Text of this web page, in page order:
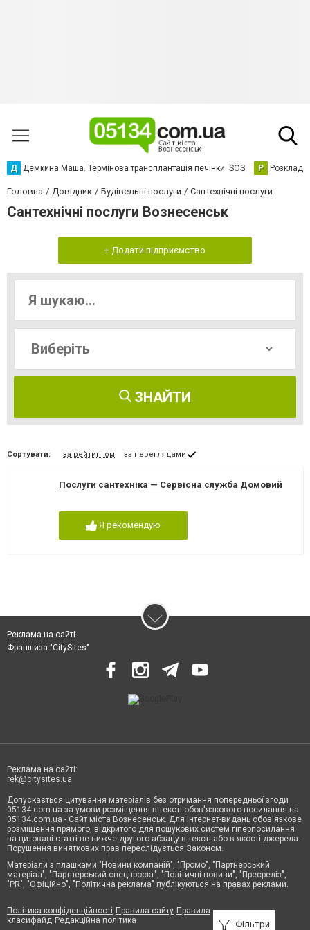
Д Демкина Маша. Термінова трансплантація печінки. SOS Р Розклад
Головна Довідник Будівельні послуги Сантехнічні послуги
Сантехнічні послуги Вознесенськ
+ Додати підприємство
ЗНАЙТИ
Сортувати: за рейтингом за переглядами
Послуги сантехніка — Сервісна служба Домовий
Я рекомендую
Фільтри
Реклама на сайті
Франшиза "CitySites"
Реклама на сайті:
rek@citysites.ua
Допускається цитування матеріалів без отримання попередньої згоди
05134.com.ua за умови розміщення в тексті обов'язкового посилання на
05134.com.ua - Сайт міста Вознесенськ. Для інтернет-видань обов'язкове
розміщення прямого, відкритого для пошукових систем гіперпосилання
на цитовані статті не нижче другого абзацу в тексті або в якості джерела.
Порушення виняткових прав переслідується Законом.
Матеріали з плашками "Новини компаній", "Промо", "Партнерський
матеріал", "Партнерський спецпроєкт", "Політичні новини", "Пресреліз",
"PR", "Офіційно", "Політична реклама" публікуються на правах реклами.
Політика конфіденційності Правила сайту Правила
класифайд Редакційна політика